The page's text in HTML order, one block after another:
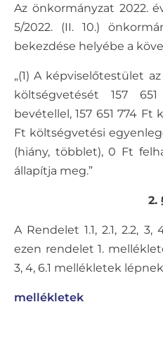
Az önkormányzat 2022.
5/2022. (II. 10.)
bekezdése helyébe a
„(1) A képviselőtestület
költségvetését 157
bevétellel, 157 651 774 Ft
Ft költségvetési
(hiány, többlet), 0 Ft
állapítja meg.”
2.
A Rendelet 1.1, 2.1, 2.2,
ezen rendelet 1.
3, 4, 6.1 mellékletek
mellékletek